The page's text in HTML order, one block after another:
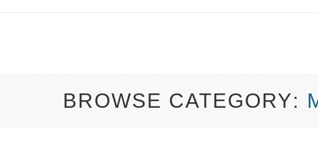
BROWSE CATEGORY